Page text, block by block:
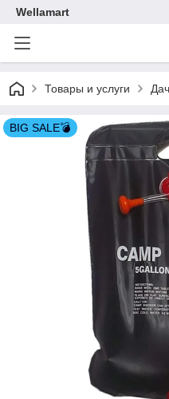
Wellamart
Товары и услуги
BIG SALE💣